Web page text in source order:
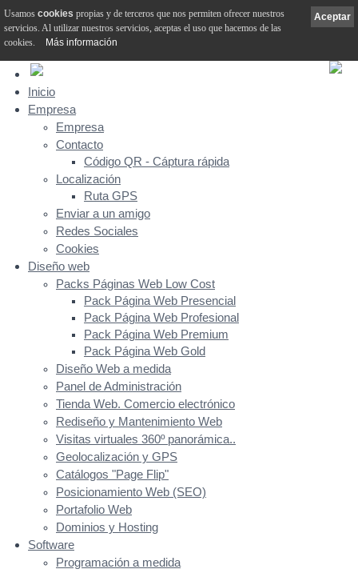
Inicio
Empresa
Empresa
Contacto
Código QR - Cáptura rápida
Localización
Ruta GPS
Enviar a un amigo
Redes Sociales
Cookies
Diseño web
Packs Páginas Web Low Cost
Pack Página Web Presencial
Pack Página Web Profesional
Pack Página Web Premium
Pack Página Web Gold
Diseño Web a medida
Panel de Administración
Tienda Web. Comercio electrónico
Rediseño y Mantenimiento Web
Visitas virtuales 360º panorámica..
Geolocalización y GPS
Catálogos "Page Flip"
Posicionamiento Web (SEO)
Portafolio Web
Dominios y Hosting
Software
Programación a medida
Aceptar
Usamos cookies propias y de terceros que nos permiten ofrecer nuestros
servicios. Al utilizar nuestros servicios, aceptas el uso que hacemos de las
cookies.
Más información